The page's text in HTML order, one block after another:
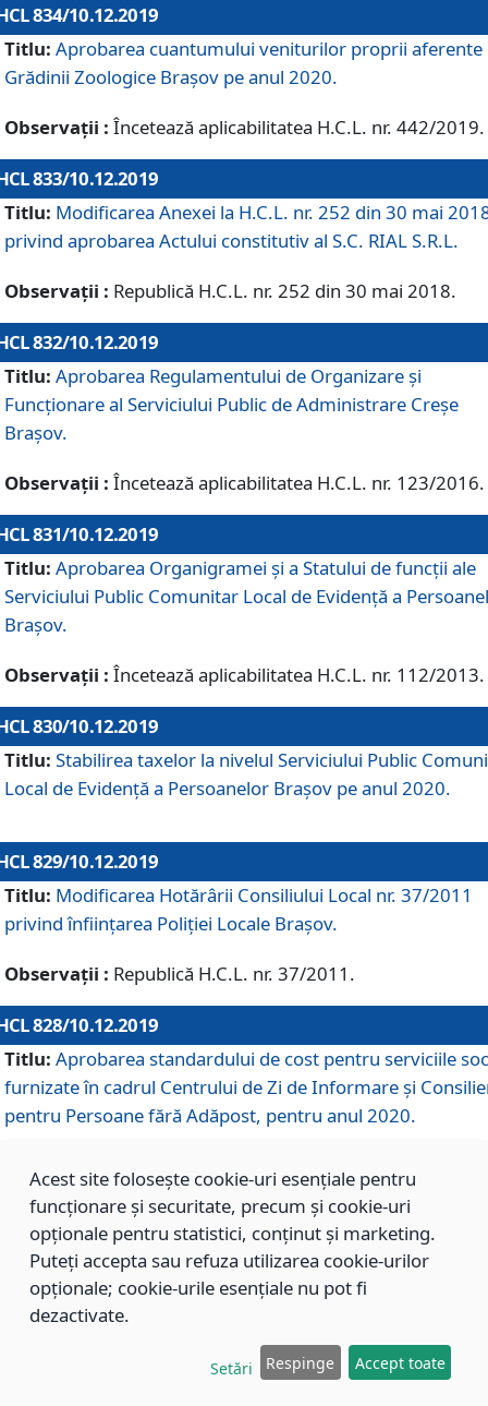
834/10.12.2019
Titlu: Aprobarea cuantumului veniturilor proprii aferente
Grădinii Zoologice Braşov pe anul 2020.
Observații : Încetează aplicabilitatea H.C.L. nr. 442/2019.
833/10.12.2019
Titlu: Modificarea Anexei la H.C.L. nr. 252 din 30 mai
privind aprobarea Actului constitutiv al S.C. RIAL S.R.L.
Observații : Republică H.C.L. nr. 252 din 30 mai 2018.
832/10.12.2019
Titlu: Aprobarea Regulamentului de Organizare și
Funcționare al Serviciului Public de Administrare Creșe
Brașov.
Observații : Încetează aplicabilitatea H.C.L. nr. 123/2016.
831/10.12.2019
Titlu: Aprobarea Organigramei și a Statului de funcții ale
Serviciului Public Comunitar Local de Evidență a
Brașov.
Observații : Încetează aplicabilitatea H.C.L. nr. 112/2013.
830/10.12.2019
Titlu: Stabilirea taxelor la nivelul Serviciului Public
Local de Evidenţă a Persoanelor Braşov pe anul 2020.
829/10.12.2019
Titlu: Modificarea Hotărârii Consiliului Local nr. 37/2011
privind înființarea Poliției Locale Brașov.
Observații : Republică H.C.L. nr. 37/2011.
828/10.12.2019
Titlu: Aprobarea standardului de cost pentru serviciile
furnizate în cadrul Centrului de Zi de Informare și
pentru Persoane fără Adăpost, pentru anul 2020.
827/10.12.2019
Aprobarea standardului de cost pentru serviciile
furnizate în cadrul Centrului Rezidențial pentru Persoane
Adăpost, pentru anul 2020.
Aprobarea standardului de cost pentru serviciile
Acest site folosește cookie-uri esențiale pentru
funcționare și securitate, precum și cookie-uri
opționale pentru statistici, conținut și marketing.
Puteți accepta sau refuza utilizarea cookie-urilor
opționale; cookie-urile esențiale nu pot fi
dezactivate.
Setări Respinge Accept toate